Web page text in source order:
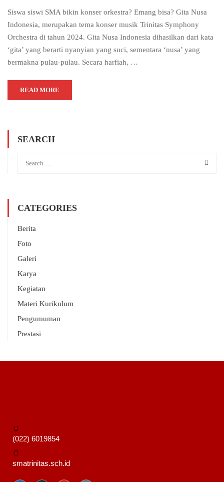
Siswa siswi SMA bikin konser orkestra? Emang bisa? Gita Nusa
Indonesia, merupakan tema konser musik Trinitas Symphony
Orchestra di tahun 2024. Gita Nusa Indonesia dihasilkan dari kata
‘gita’ yang berarti nyanyian yang suci, sementara ‘nusa’ yang
bermakna pulau-pulau. Secara harfiah, …
READ MORE
SEARCH
CATEGORIES
Berita
Foto
Galeri
Karya
Kegiatan
Materi Kurikulum
Pengumuman
Prestasi
(022) 6019854
smatrinitas.sch.id